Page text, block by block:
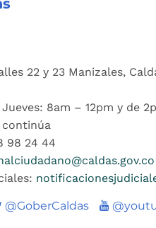
22 y 23 Manizales,
8am – 12pm y de
continúa
98 24 44
@GoberCaldas Youtube